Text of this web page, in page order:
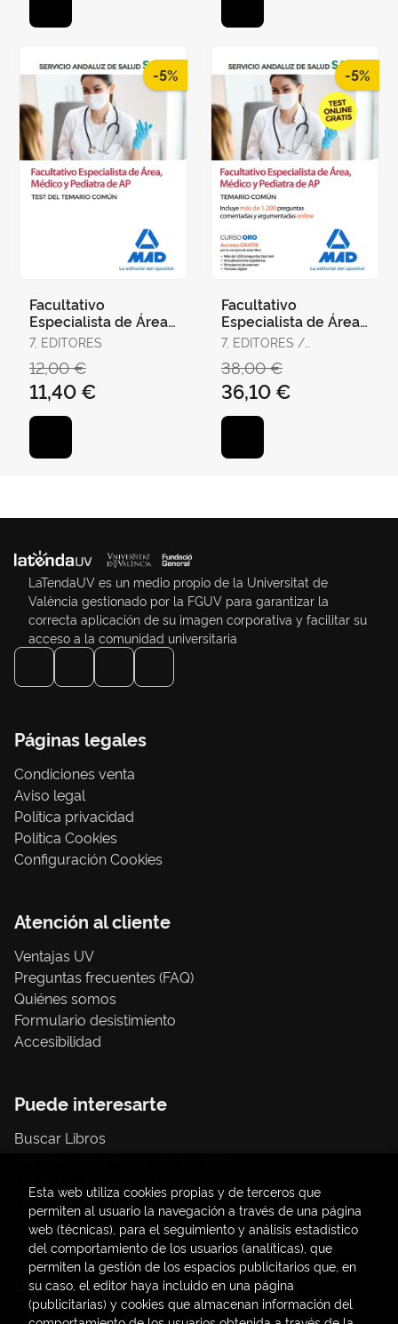
-5%
Facultativo
Especialista de Área,
Médico y Pediatra de
Atención Primaria del
Ser
7, EDITORES
12,00 €
11,40 €
-5%
Facultativo
Especialista de Área,
Médico y Pediatra de
Atención Primaria del
Ser
7, EDITORES /
FRANCISCO ENRIQUE /
GÓMEZ MARTÍNEZ,
DOMINGO / GUERRERO
ARROYO, JOSÉ
38,00 €
36,10 €
LaTendaUV es un medio propio de la Universitat de
València gestionado por la FGUV para garantizar la
correcta aplicación de su imagen corporativa y facilitar su
acceso a la comunidad universitaria
Páginas legales
Condiciones venta
Aviso legal
Política privacidad
Política Cookies
Configuración Cookies
Atención al cliente
Ventajas UV
Preguntas frecuentes (FAQ)
Quiénes somos
Formulario desistimiento
Accesibilidad
Puede interesarte
Buscar Libros
Papelería / material oficina
Consumo Sostenible
Contacto
C/ Amadeo de Saboya, 4
Esta web utiliza cookies propias y de terceros que
permiten al usuario la navegación a través de una página
web (técnicas), para el seguimiento y análisis estadístico
del comportamiento de los usuarios (analíticas), que
permiten la gestión de los espacios publicitarios que, en
su caso, el editor haya incluido en una página
(publicitarias) y cookies que almacenan información del